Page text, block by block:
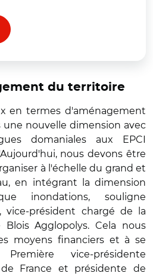
du territoire
en termes d'aménagement
nouvelle dimension avec
domaniales aux EPCI
nous devons être
à l'échelle du grand et
en intégrant la dimension
inondations, souligne
vice-président chargé de la
Agglopolys. Cela nous
moyens financiers et à se
vice-présidente
France et présidente de